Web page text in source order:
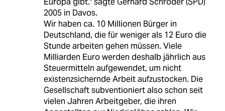
2005 in Davos.
Wir haben ca. 10 Millionen Bürger in
Deutschland, die für weniger als 12 Euro die
Stunde arbeiten gehen müssen. Viele
Milliarden Euro werden deshalb jährlich aus
Steuermitteln aufgewendet, um nicht
existenzsichernde Arbeit aufzustocken. Die
Gesellschaft subventioniert also schon seit
vielen Jahren Arbeitgeber, die ihren